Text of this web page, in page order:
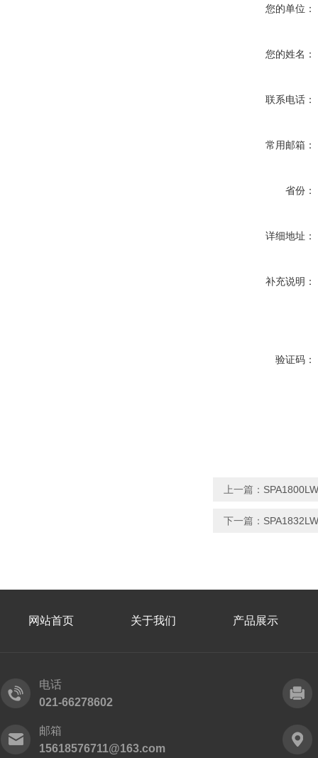
您的单位：
您的姓名：
联系电话：
常用邮箱：
省份：
详细地址：
补充说明：
验证码：
上一篇：
下一篇：
网站首页 关于我们 产品展示
电话
021-66278602
邮箱
15618576711@163.com